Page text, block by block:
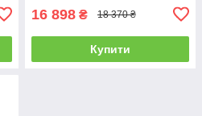
16 898 ₴ 18 370 ₴
Купити